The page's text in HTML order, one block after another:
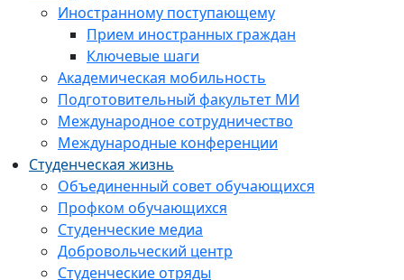
Иностранному поступающему
Прием иностранных граждан
Ключевые шаги
Академическая мобильность
Подготовительный факультет МИ
Международное сотрудничество
Международные конференции
Студенческая жизнь
Объединенный совет обучающихся
Профком обучающихся
Студенческие медиа
Добровольческий центр
Студенческие отряды